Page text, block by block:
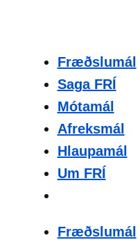
Fræðslumál
Saga FRÍ
Mótamál
Afreksmál
Hlaupamál
Um FRÍ
Fræðslumál